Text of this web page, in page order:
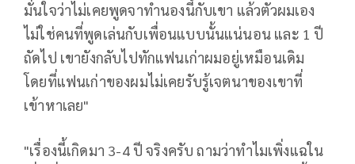
มั่นใจว่าไม่เคยพูดจาทํานองนี้กับเขา แล้วตัวผมเอง
ไม่ใช่คนที่พูดเล่นกับเพื่อนแบบนั้นแน่นอน และ 1 ปี
ถัดไป เขายังกลับไปทักแฟนเก่าผมอยู่เหมือนเดิม
โดยที่แฟนเก่าของผมไม่เคยรับรู้เจตนาของเขาที่
เข้าหาเลย"
"เรื่องนี้เกิดมา 3-4 ปี จริงครับ ถามว่าทําไมเพิ่งแฉใน